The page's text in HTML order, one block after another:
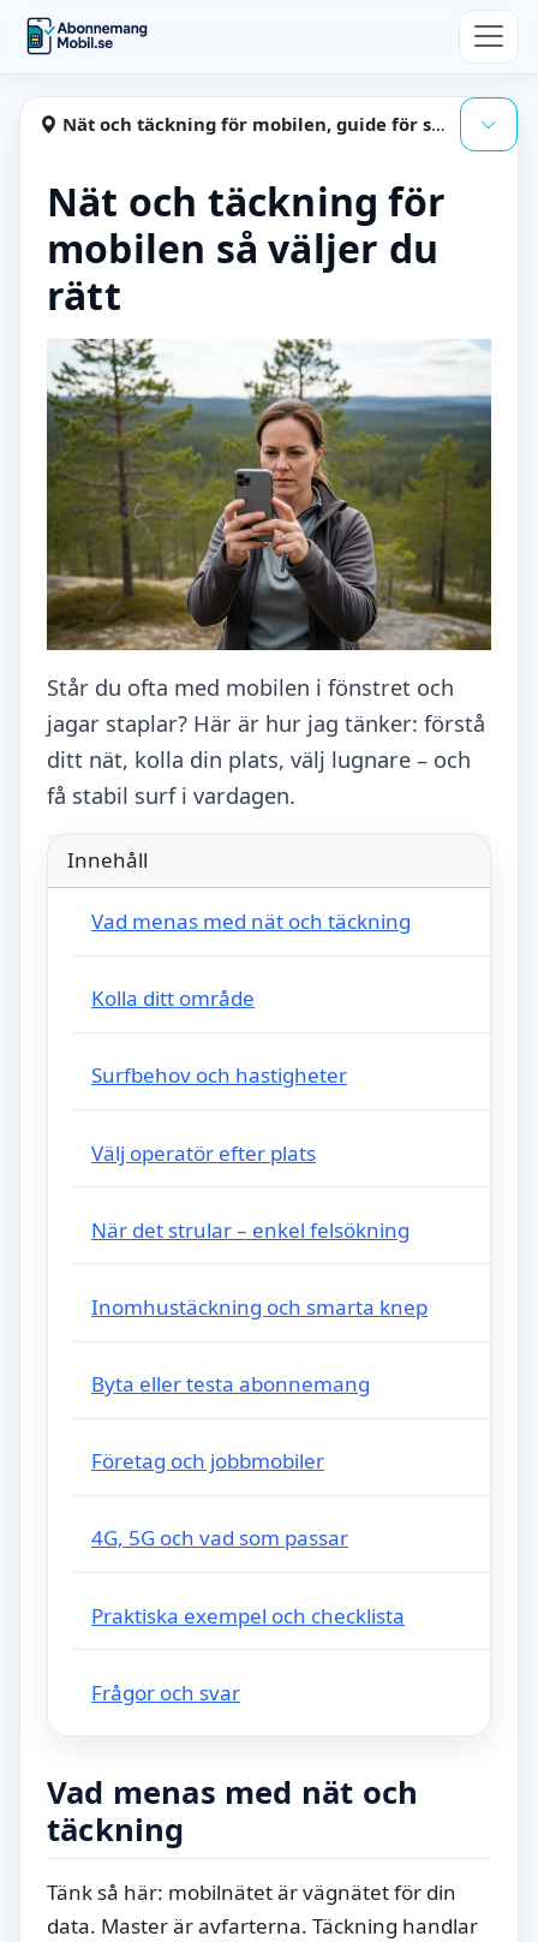
Hoppa till huvudinnehåll
Abonnemangmobil
Nät och täckning för mobilen, guide för smarta val
Nät och täckning för
mobilen så väljer du
rätt
Står du ofta med mobilen i fönstret och
jagar staplar? Här är hur jag tänker: förstå
ditt nät, kolla din plats, välj lugnare – och
få stabil surf i vardagen.
Innehåll
Vad menas med nät och täckning
Kolla ditt område
Surfbehov och hastigheter
Välj operatör efter plats
När det strular – enkel felsökning
Inomhustäckning och smarta knep
Byta eller testa abonnemang
Företag och jobbmobiler
4G, 5G och vad som passar
Praktiska exempel och checklista
Frågor och svar
Vad menas med nät och
täckning
Tänk så här: mobilnätet är vägnätet för din
data. Master är avfarterna. Täckning handlar